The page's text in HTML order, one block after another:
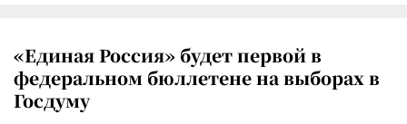
«Единая Россия» будет первой в
федеральном бюллетене на выборах в
Госдуму